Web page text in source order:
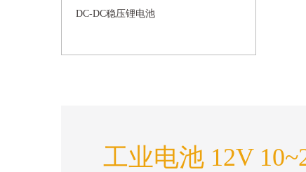
DC-DC稳压锂电池
工业电池 12V